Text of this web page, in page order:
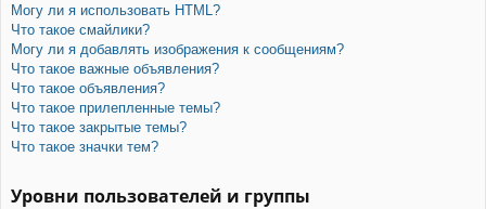
Могу ли я использовать HTML?
Что такое смайлики?
Могу ли я добавлять изображения к сообщениям?
Что такое важные объявления?
Что такое объявления?
Что такое прилепленные темы?
Что такое закрытые темы?
Что такое значки тем?
Уровни пользователей и группы